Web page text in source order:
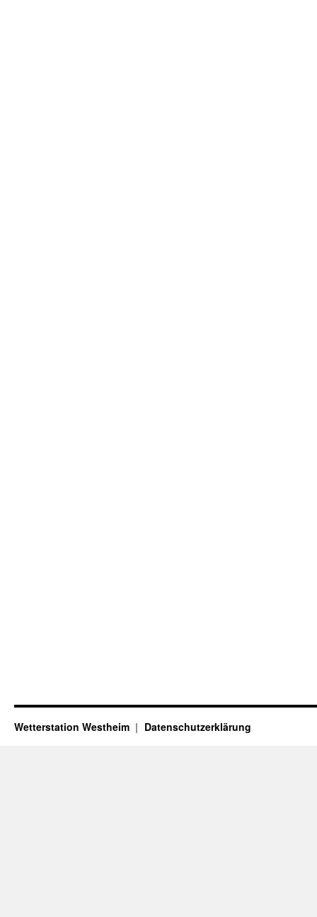
Wetterstation Westheim Datenschutzerklärung